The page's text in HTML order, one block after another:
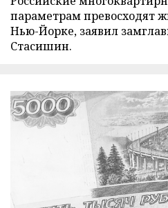
параметрам превосходят
Нью-Йорке, заявил
Стасишин.